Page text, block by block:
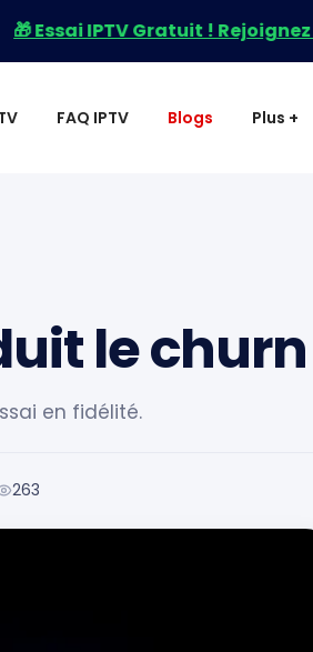
IPTV Gratuit ! Rejoignez
FAQ IPTV Blogs Plus +
le churn
en fidélité.
263